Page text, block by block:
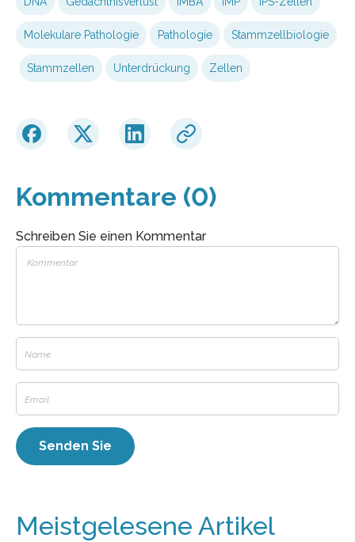
Molekulare Pathologie Pathologie Stammzellbiologie
Stammzellen Unterdrückung Zellen
Kommentare (0)
Schreiben Sie einen Kommentar
Meistgelesene Artikel